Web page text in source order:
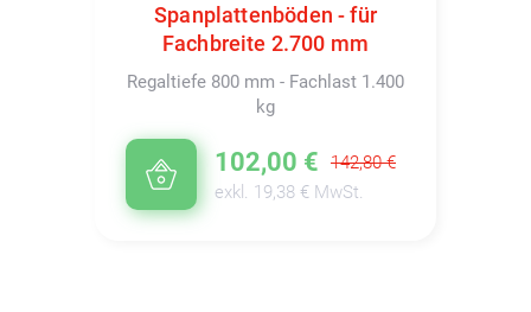
Spanplattenböden - für
Fachbreite 2.700 mm
Regaltiefe 800 mm - Fachlast 1.400
kg
102,00 €
142,80 €
exkl. 19,38 € MwSt.